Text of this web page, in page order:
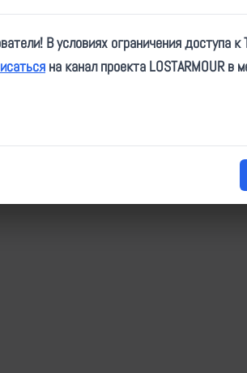
Источники 1
https://ukr.warspotting.net/view/27197/
В условиях ограничения доступа к
на канал проекта LOSTARMOUR в